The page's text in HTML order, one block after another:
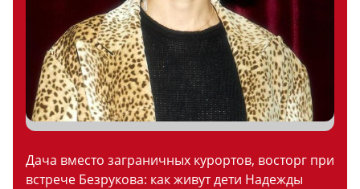
Дача вместо заграничных курортов, восторг при
встрече Безрукова: как живут дети Надежды